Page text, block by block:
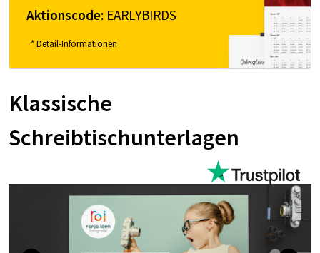
Aktionscode: EARLYBIRDS
* Detail-Informationen
Klassische
Schreibtischunterlagen